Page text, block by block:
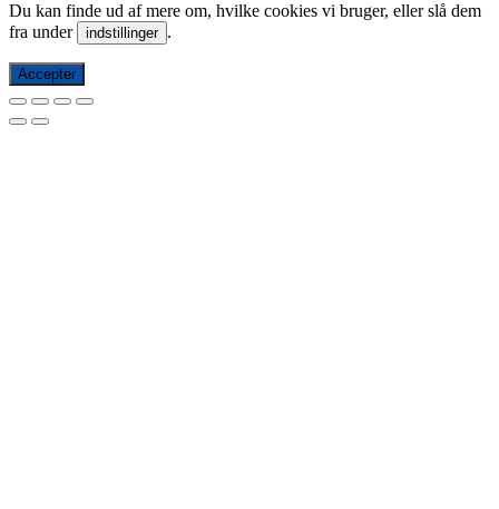
Du kan finde ud af mere om, hvilke cookies vi bruger, eller slå dem
fra under
indstillinger .
Accepter